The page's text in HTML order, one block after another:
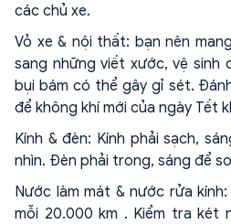
các chủ xe.
Vỏ xe & nội thất: bạn nên
sang những viết xước, vệ sinh
bụi bám có thể gây gỉ sét.
để không khí mới của ngày Tết
Kính & đèn: Kính phải sạch,
nhìn. Đèn phải trong, sáng để
Nước làm mát & nước rửa
mỗi 20.000 km . Kiểm tra két